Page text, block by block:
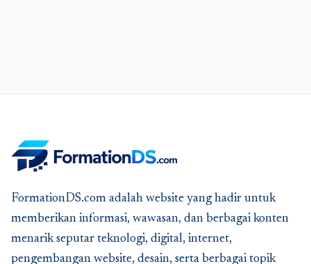
FormationDS.com adalah website yang hadir untuk
memberikan informasi, wawasan, dan berbagai konten
menarik seputar teknologi, digital, internet,
pengembangan website, desain, serta berbagai topik